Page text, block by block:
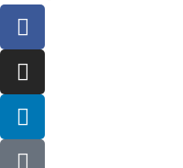
F
a
c
e
b
o
o
I
n
s
t
a
L
i
n
T